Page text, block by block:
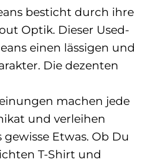
besticht durch ihre
Optik. Dieser Used-
einen lässigen und
Die dezenten
machen jede
und verleihen
Etwas. Ob Du
T-Shirt und